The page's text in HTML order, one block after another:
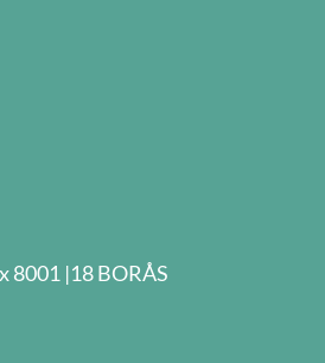
8001 |18 BORÅS